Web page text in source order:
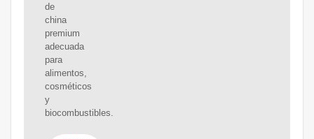
de
china
premium
adecuada
para
alimentos,
cosméticos
y
biocombustibles.